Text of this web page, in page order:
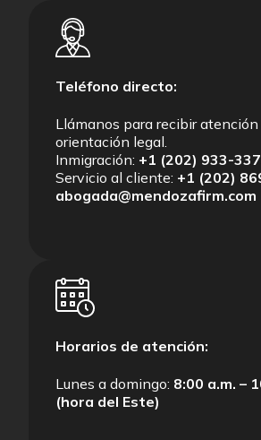
Teléfono directo:
Llámanos para recibir
orientación legal.
Inmigración: +1 (202) 933-
Servicio al cliente: +1 (202)
abogada@mendozafirm.com
Horarios de atención:
Lunes a domingo: 8:00 a.m. –
(hora del Este)